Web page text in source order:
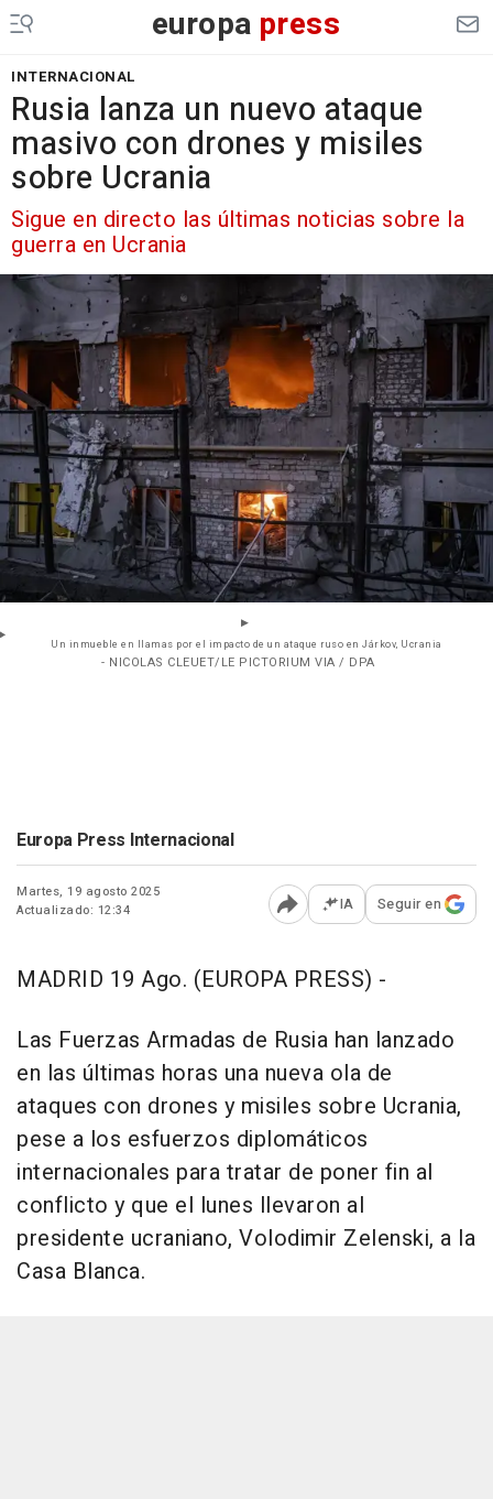
europa press
INTERNACIONAL
Rusia lanza un nuevo ataque
masivo con drones y misiles
sobre Ucrania
Sigue en directo las últimas noticias sobre la
guerra en Ucrania
Un inmueble en llamas por el impacto de un ataque ruso en Járkov, Ucrania
- NICOLAS CLEUET/LE PICTORIUM VIA / DPA
Europa Press Internacional
Martes, 19 agosto 2025
Actualizado: 12:34
Abrir opciones para
IA Seguir en
MADRID 19 Ago. (EUROPA PRESS) -
Las Fuerzas Armadas de Rusia han lanzado
en las últimas horas una nueva ola de
ataques con drones y misiles sobre Ucrania,
pese a los esfuerzos diplomáticos
internacionales para tratar de poner fin al
conflicto y que el lunes llevaron al
presidente ucraniano, Volodimir Zelenski, a la
Casa Blanca.